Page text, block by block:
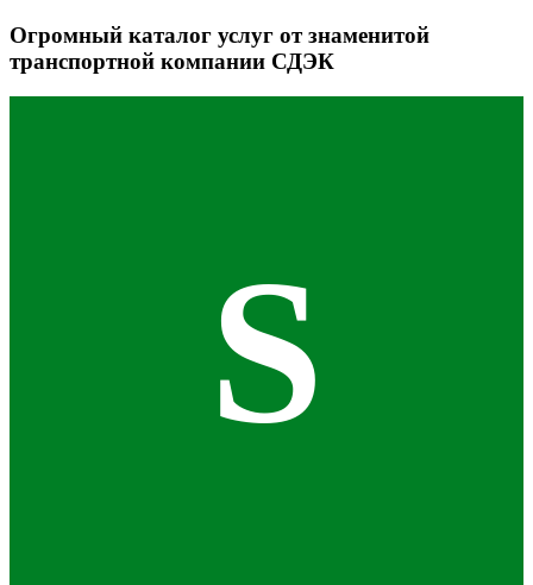
Огромный каталог услуг от знаменитой
транспортной компании СДЭК
S